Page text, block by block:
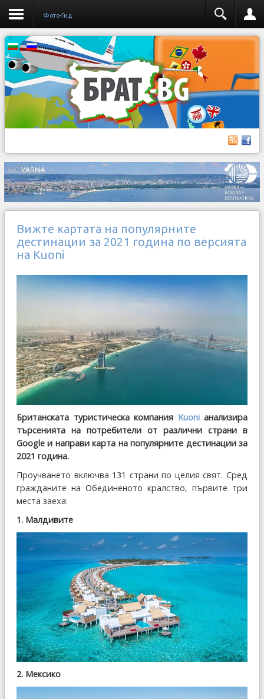
Фото-Гид
Вижте картата на популярните
дестинации за 2021 година по версията
на Kuoni
Британската туристическа компания Kuoniанализира
търсенията на потребители от различни страни в
Google и направи карта на популярните дестинации за
2021 година.
Проучването включва 131 страни по целия свят. Сред
гражданите на Обединеното кралство, първите три
места заеха:
1. Малдивите
2. Мексико